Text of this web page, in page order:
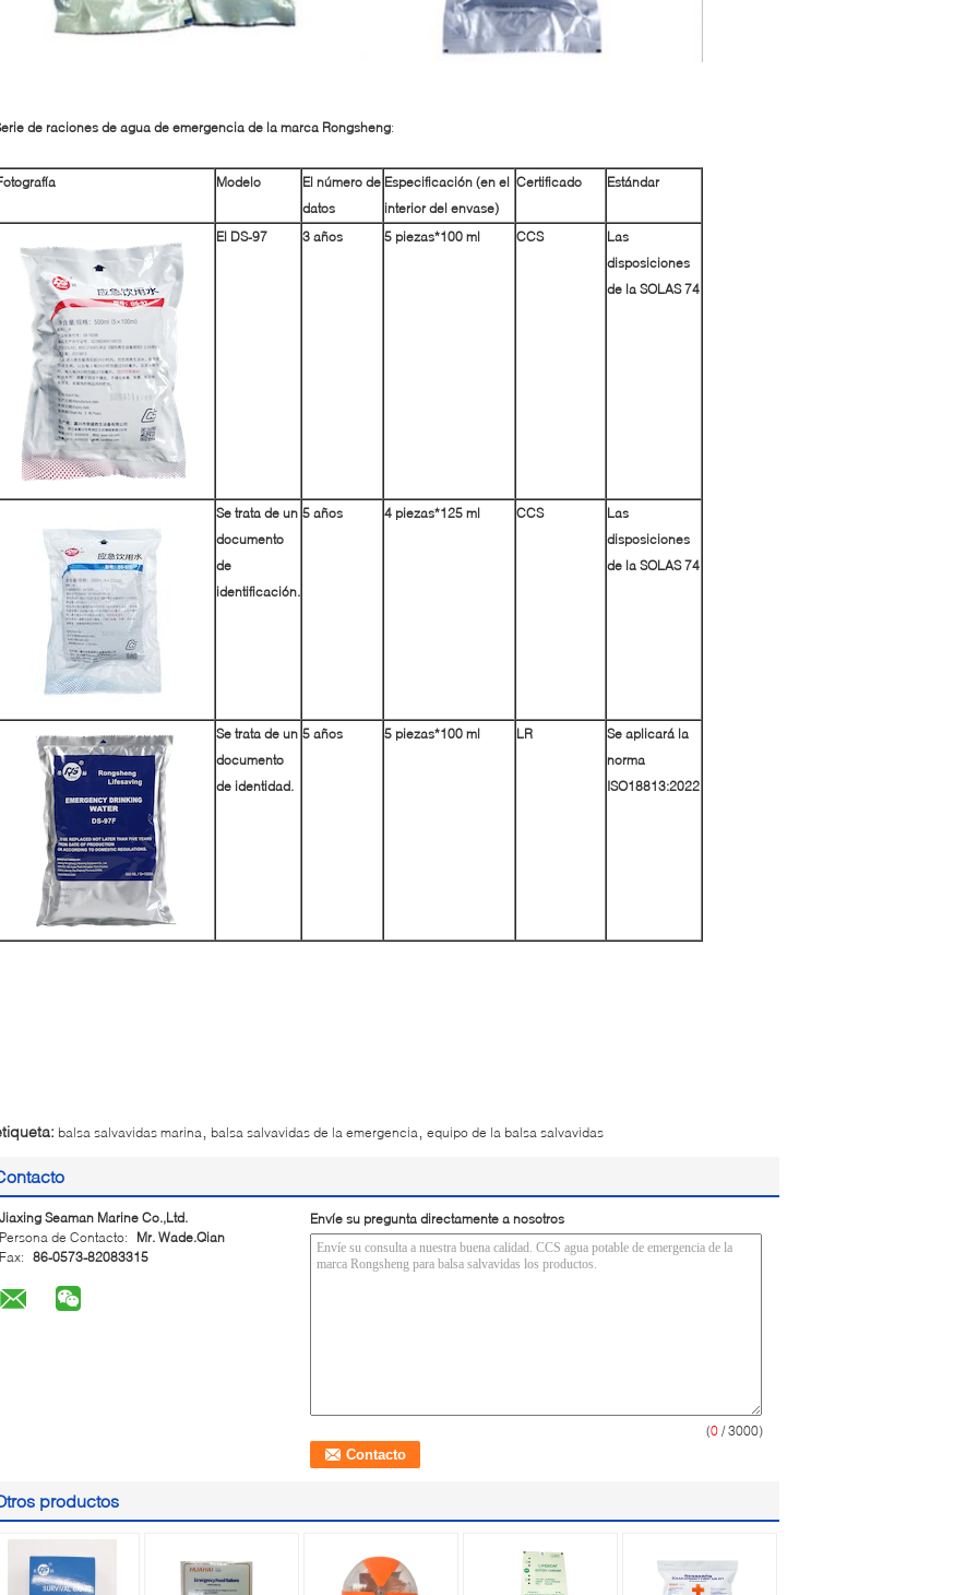
de raciones de agua de emergencia de la marca Rongsheng:
Modelo
El número de
datos
Especificación (en el
interior del envase)
Certificado Estándar
El DS-97 3 años 5 piezas*100 ml CCS
Las
disposiciones
de la SOLAS 74
Se trata de un
documento
de
identificación.
5 años 4 piezas*125 ml CCS
Las
disposiciones
de la SOLAS 74
Se trata de un
documento
de identidad.
5 años 5 piezas*100 ml LR
Se aplicará la
norma
ISO18813:2022
balsa salvavidas marina balsa salvavidas de la emergencia equipo de la balsa salvavidas
Jiaxing Seaman Marine Co.,Ltd.
Persona de Contacto:
Mr. Wade.Qian
Fax: 86-0573-82083315
Envíe su pregunta directamente a nosotros
(0 / 3000)
productos